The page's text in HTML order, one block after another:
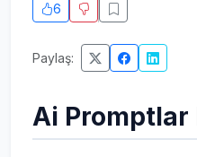
6
Paylaş:
Ai Promptlar